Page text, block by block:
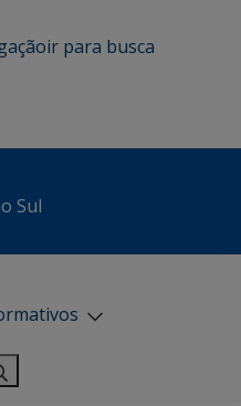
ir para busca
Sul